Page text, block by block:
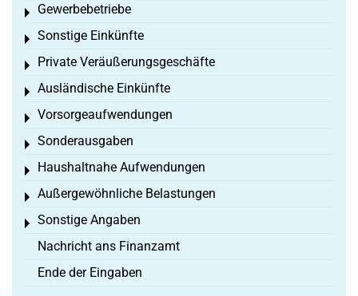
Gewerbebetriebe
Toggle menu
Sonstige Einkünfte
Toggle menu
Private Veräußerungsgeschäfte
Toggle menu
Ausländische Einkünfte
Toggle menu
Vorsorgeaufwendungen
Toggle menu
Sonderausgaben
Toggle menu
Haushaltnahe Aufwendungen
Toggle menu
Außergewöhnliche Belastungen
Toggle menu
Sonstige Angaben
Toggle menu
Nachricht ans Finanzamt
Ende der Eingaben